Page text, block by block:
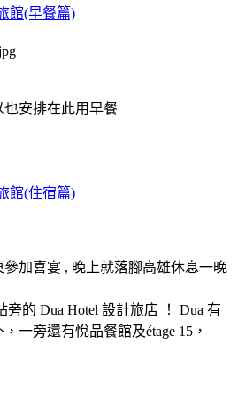
館(早餐篇)
安排在此用早餐
館(住宿篇)
加喜宴 , 晚上就落腳高雄休息一晚
的 Dua Hotel 設計旅店 ！ Dua 有
一旁還有悅品餐館及étage 15，